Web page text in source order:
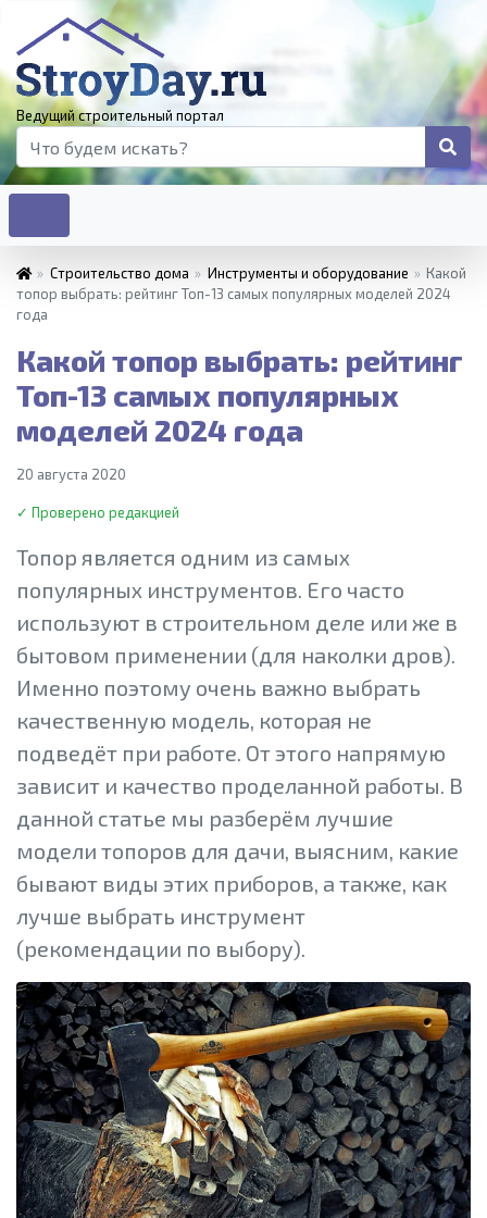
Ведущий строительный портал
» Строительство дома » Инструменты и оборудование » Какой
топор выбрать: рейтинг Топ-13 самых популярных моделей 2024
года
Какой топор выбрать: рейтинг
Топ-13 самых популярных
моделей 2024 года
20 августа 2020
✓ Проверено редакцией
Топор является одним из самых
популярных инструментов. Его часто
используют в строительном деле или же в
бытовом применении (для наколки дров).
Именно поэтому очень важно выбрать
качественную модель, которая не
подведёт при работе. От этого напрямую
зависит и качество проделанной работы. В
данной статье мы разберём лучшие
модели топоров для дачи, выясним, какие
бывают виды этих приборов, а также, как
лучше выбрать инструмент
(рекомендации по выбору).